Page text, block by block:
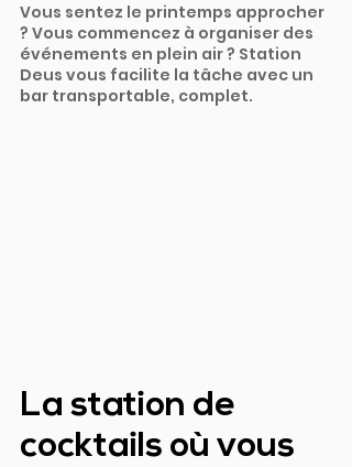
Vous sentez le printemps approcher
? Vous commencez à organiser des
événements en plein air ? Station
Deus vous facilite la tâche avec un
bar transportable, complet.
La station de
cocktails où vous